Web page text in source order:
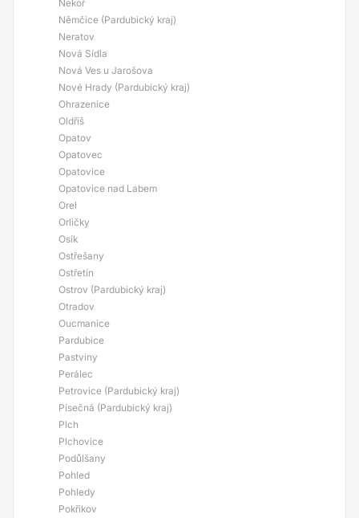
Nekoř
Němčice (Pardubický kraj)
Neratov
Nová Sídla
Nová Ves u Jarošova
Nové Hrady (Pardubický kraj)
Ohrazenice
Oldřiš
Opatov
Opatovec
Opatovice
Opatovice nad Labem
Orel
Orličky
Osík
Ostřešany
Ostřetín
Ostrov (Pardubický kraj)
Otradov
Oucmanice
Pardubice
Pastviny
Perálec
Petrovice (Pardubický kraj)
Písečná (Pardubický kraj)
Plch
Plchovice
Podůlšany
Pohled
Pohledy
Pokřikov